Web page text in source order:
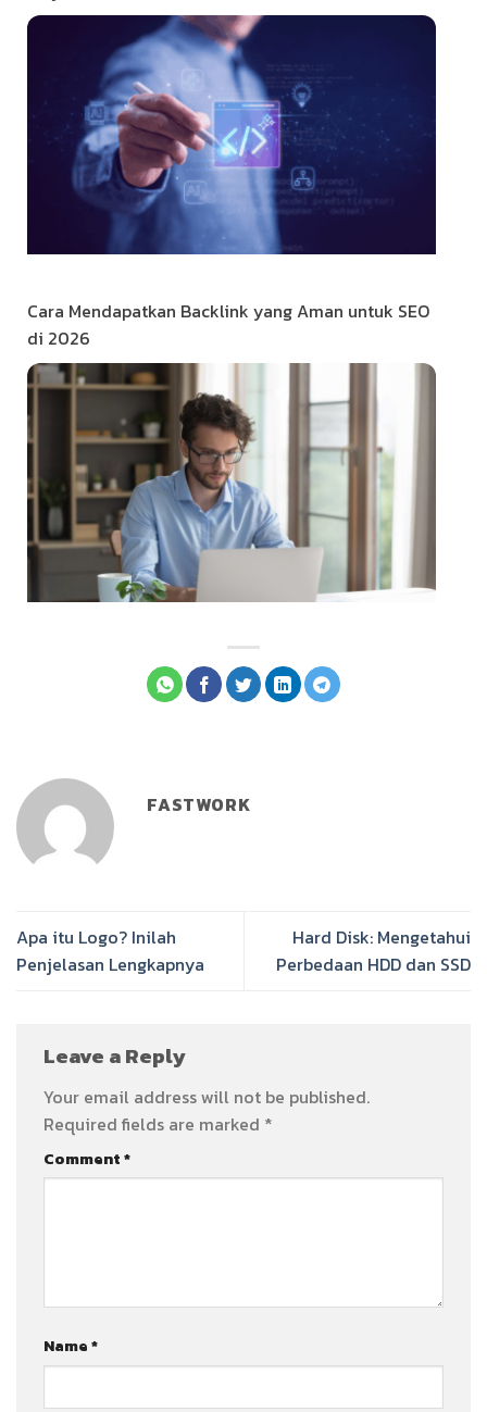
Cara Mendapatkan Backlink yang Aman untuk SEO
di 2026
FASTWORK
Apa itu Logo? Inilah
Penjelasan Lengkapnya
Hard Disk: Mengetahui
Perbedaan HDD dan SSD
Leave a Reply
Your email address will not be published.
Required fields are marked *
Comment*
Name*